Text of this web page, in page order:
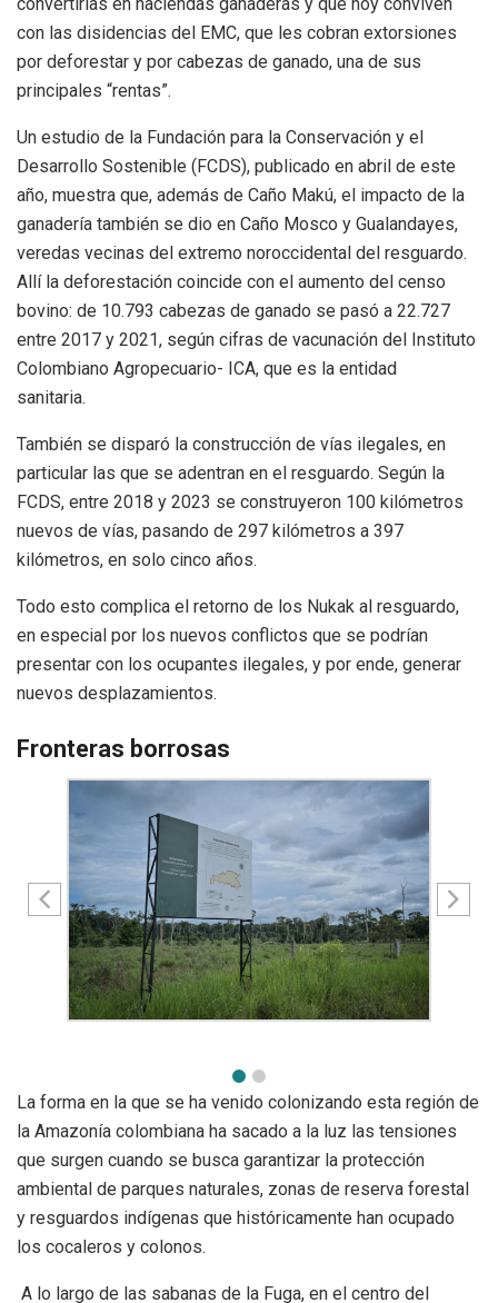
convertirlas en haciendas ganaderas y que hoy conviven
con las disidencias del EMC, que les cobran extorsiones
por deforestar y por cabezas de ganado, una de sus
principales “rentas”.
Un estudio de la Fundación para la Conservación y el
Desarrollo Sostenible (FCDS), publicado en abril de este
año, muestra que, además de Caño Makú, el impacto de la
ganadería también se dio en Caño Mosco y Gualandayes,
veredas vecinas del extremo noroccidental del resguardo.
Allí la deforestación coincide con el aumento del censo
bovino: de 10.793 cabezas de ganado se pasó a 22.727
entre 2017 y 2021, según cifras de vacunación del Instituto
Colombiano Agropecuario- ICA, que es la entidad
sanitaria.
También se disparó la construcción de vías ilegales, en
particular las que se adentran en el resguardo. Según la
FCDS, entre 2018 y 2023 se construyeron 100 kilómetros
nuevos de vías, pasando de 297 kilómetros a 397
kilómetros, en solo cinco años.
Todo esto complica el retorno de los Nukak al resguardo,
en especial por los nuevos conflictos que se podrían
presentar con los ocupantes ilegales, y por ende, generar
nuevos desplazamientos.
Fronteras borrosas
La forma en la que se ha venido colonizando esta región de
la Amazonía colombiana ha sacado a la luz las tensiones
que surgen cuando se busca garantizar la protección
ambiental de parques naturales, zonas de reserva forestal
y resguardos indígenas que históricamente han ocupado
los cocaleros y colonos.
A lo largo de las sabanas de la Fuga, en el centro del